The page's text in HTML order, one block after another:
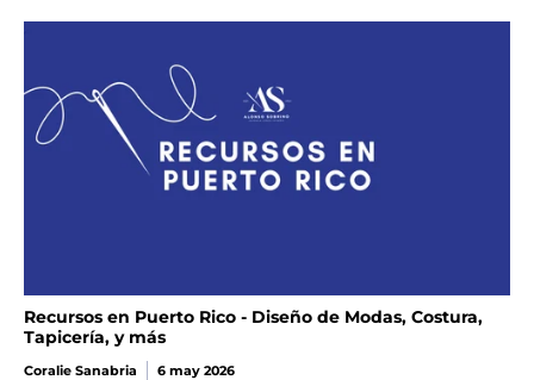
Recursos en Puerto Rico - Diseño de Modas, Costura,
Tapicería, y más
Coralie Sanabria 6 may 2026